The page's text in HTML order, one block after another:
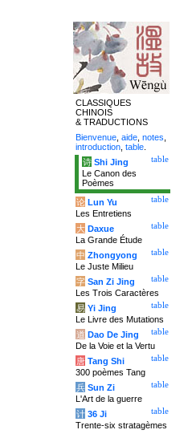
CLASSIQUES
CHINOIS
& TRADUCTIONS
Bienvenue aide notes
introduction table
table
诗 Shi Jing
Le Canon des
Poèmes
table
论 Lun Yu
Les Entretiens
table
大 Daxue
La Grande Étude
table
中 Zhongyong
Le Juste Milieu
table
字 San Zi Jing
Les Trois Caractères
table
易 Yi Jing
Le Livre des Mutations
table
道 Dao De Jing
De la Voie et la Vertu
table
唐 Tang Shi
300 poèmes Tang
table
兵 Sun Zi
L'Art de la guerre
table
计 36 Ji
Trente-six stratagèmes